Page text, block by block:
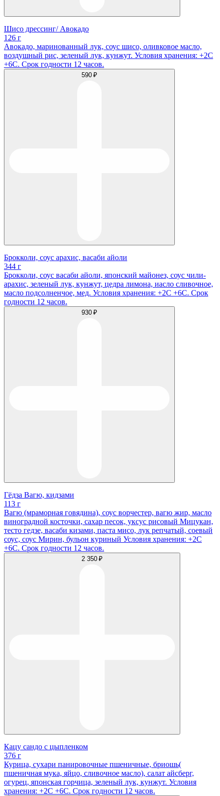
Шисо дрессинг/ Авокадо
126 г
Авокадо, маринованный лук, соус шисо, оливковое масло,
воздушный рис, зеленый лук, кунжут. Условия хранения: +2С
+6С. Срок годности 12 часов.
590 ₽
Брокколи, соус арахис, васаби айоли
344 г
Брокколи, соус васаби айоли, японский майонез, соус чили-
арахис, зеленый лук, кунжут, цедра лимона, иасло сливочное,
масло подсолненчое, мед. Условия хранения: +2С +6С. Срок
годности 12 часов.
930 ₽
Гёдза Вагю, кидзами
113 г
Вагю (мраморная говядина), соус ворчестер, вагю жир, масло
виноградной косточки, сахар песок, уксус рисовый Мицукан,
тесто гедзе, васаби кизами, паста мисо, лук репчатый, соевый
соус, соус Мирин, бульон куриный Условия хранения: +2С
+6С. Срок годности 12 часов.
2 350 ₽
Кацу сандо с цыпленком
376 г
Курица, сухари панировочные пшеничные, бриошь(
пшеничная мука, яйцо, сливочное масло), салат айсберг,
огурец, японская горчица, зеленый лук, кунжут. Условия
хранения: +2С +6С. Срок годности 12 часов.